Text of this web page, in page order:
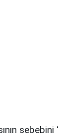
sebebini